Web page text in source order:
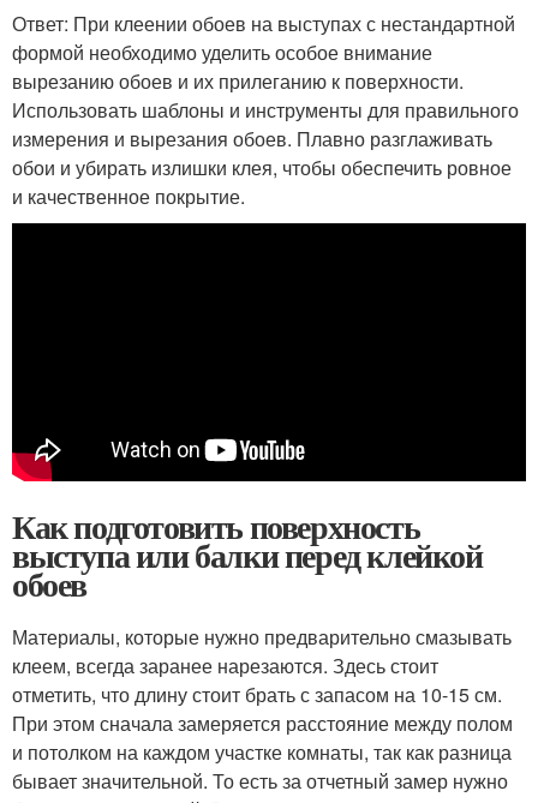
Ответ: При клеении обоев на выступах с нестандартной
формой необходимо уделить особое внимание
вырезанию обоев и их прилеганию к поверхности.
Использовать шаблоны и инструменты для правильного
измерения и вырезания обоев. Плавно разглаживать
обои и убирать излишки клея, чтобы обеспечить ровное
и качественное покрытие.
Как подготовить поверхность
выступа или балки перед клейкой
обоев
Материалы, которые нужно предварительно смазывать
клеем, всегда заранее нарезаются. Здесь стоит
отметить, что длину стоит брать с запасом на 10-15 см.
При этом сначала замеряется расстояние между полом
и потолком на каждом участке комнаты, так как разница
бывает значительной. То есть за отчетный замер нужно